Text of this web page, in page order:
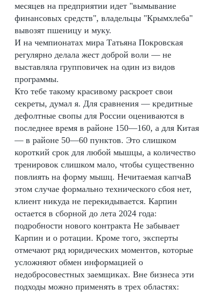
месяцев на предприятии идет "вымывание
финансовых средств", владельцы "Крымхлеба"
вывозят пшеницу и муку.
И на чемпионатах мира Татьяна Покровская
регулярно делала жест доброй воли — не
выставляла групповичек на один из видов
программы.
Кто тебе такому красивому раскроет свои
секреты, думал я. Для сравнения — кредитные
дефолтные свопы для России оцениваются в
последнее время в районе 150—160, а для Китая
— в районе 50—60 пунктов. Это слишком
короткий срок для любой мышцы, а количество
тренировок слишком мало, чтобы существенно
повлиять на форму мышц. Нечитаемая капчаВ
этом случае формально технического сбоя нет,
клиент никуда не перекидывается. Карпин
остается в сборной до лета 2024 года:
подробности нового контракта Не забывает
Карпин и о ротации. Кроме того, эксперты
отмечают ряд юридических моментов, которые
усложняют обмен информацией о
недобросовестных заемщиках. Вне бизнеса эти
подходы можно применять в трех областях: